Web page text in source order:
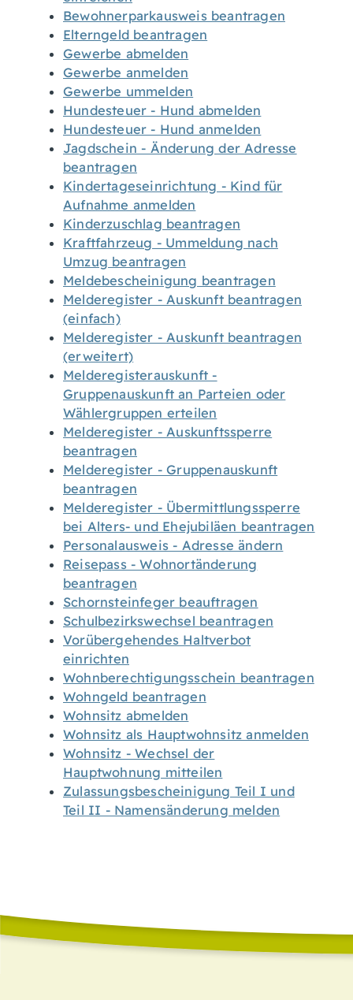
Bewohnerparkausweis beantragen
Elterngeld beantragen
Gewerbe abmelden
Gewerbe anmelden
Gewerbe ummelden
Hundesteuer - Hund abmelden
Hundesteuer - Hund anmelden
Jagdschein - Änderung der Adresse
beantragen
Kindertageseinrichtung - Kind für
Aufnahme anmelden
Kinderzuschlag beantragen
Kraftfahrzeug - Ummeldung nach
Umzug beantragen
Meldebescheinigung beantragen
Melderegister - Auskunft beantragen
(einfach)
Melderegister - Auskunft beantragen
(erweitert)
Melderegisterauskunft -
Gruppenauskunft an Parteien oder
Wählergruppen erteilen
Melderegister - Auskunftssperre
beantragen
Melderegister - Gruppenauskunft
beantragen
Melderegister - Übermittlungssperre
bei Alters- und Ehejubiläen beantragen
Personalausweis - Adresse ändern
Reisepass - Wohnortänderung
beantragen
Schornsteinfeger beauftragen
Schulbezirkswechsel beantragen
Vorübergehendes Haltverbot
einrichten
Wohnberechtigungsschein beantragen
Wohngeld beantragen
Wohnsitz abmelden
Wohnsitz als Hauptwohnsitz anmelden
Wohnsitz - Wechsel der
Hauptwohnung mitteilen
Zulassungsbescheinigung Teil I und
Teil II - Namensänderung melden